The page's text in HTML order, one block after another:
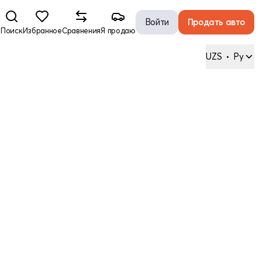
ПоискИзбранноеСравненияЯ продаю
Войти Продать авто
UZS • Ру